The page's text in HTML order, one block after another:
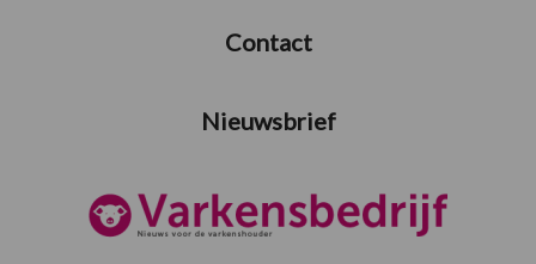
Contact
Nieuwsbrief